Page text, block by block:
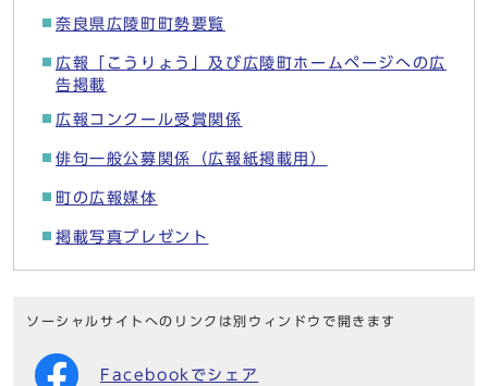
奈良県広陵町町勢要覧
広報「こうりょう」及び広陵町ホームページへの広
告掲載
広報コンクール受賞関係
俳句一般公募関係（広報紙掲載用）
町の広報媒体
掲載写真プレゼント
ソーシャルサイトへのリンクは別ウィンドウで開きます
Facebookでシェア